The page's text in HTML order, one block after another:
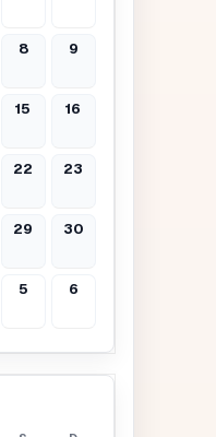
8 9
15 16
22 23
29 30
5 6